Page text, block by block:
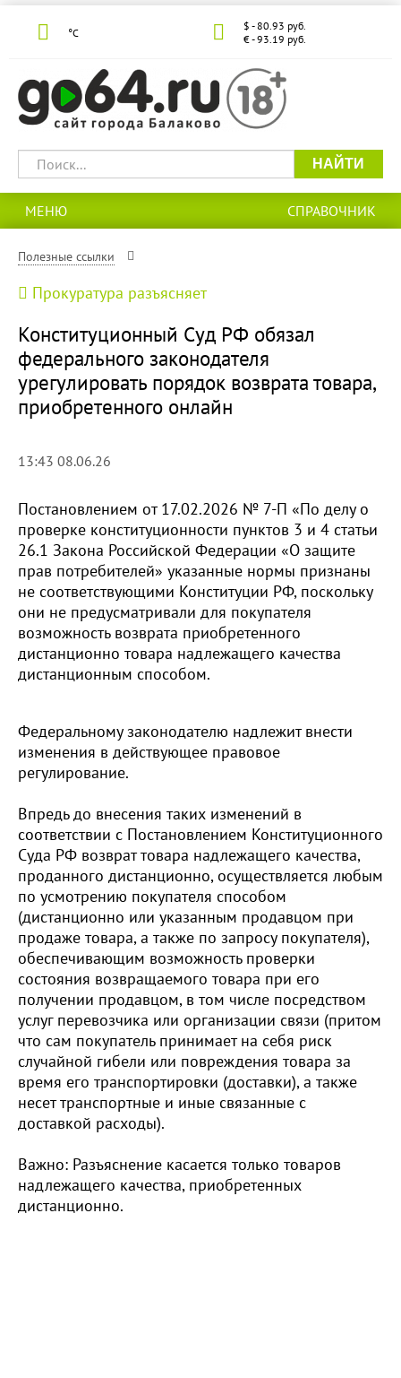
°С
$ - 80.93 руб.
€ - 93.19 руб.
НАЙТИ
МЕНЮ СПРАВОЧНИК
Полезные ссылки
Прокуратура разъясняет
Конституционный Суд РФ обязал
федерального законодателя
урегулировать порядок возврата товара,
приобретенного онлайн
13:43 08.06.26
Постановлением от 17.02.2026 № 7-П «По делу о
проверке конституционности пунктов 3 и 4 статьи
26.1 Закона Российской Федерации «О защите
прав потребителей» указанные нормы признаны
не соответствующими Конституции РФ, поскольку
они не предусматривали для покупателя
возможность возврата приобретенного
дистанционно товара надлежащего качества
дистанционным способом.
Федеральному законодателю надлежит внести
изменения в действующее правовое
регулирование.
Впредь до внесения таких изменений в
соответствии с Постановлением Конституционного
Суда РФ возврат товара надлежащего качества,
проданного дистанционно, осуществляется любым
по усмотрению покупателя способом
(дистанционно или указанным продавцом при
продаже товара, а также по запросу покупателя),
обеспечивающим возможность проверки
состояния возвращаемого товара при его
получении продавцом, в том числе посредством
услуг перевозчика или организации связи (притом
что сам покупатель принимает на себя риск
случайной гибели или повреждения товара за
время его транспортировки (доставки), а также
несет транспортные и иные связанные с
доставкой расходы).
Важно: Разъяснение касается только товаров
надлежащего качества, приобретенных
дистанционно.